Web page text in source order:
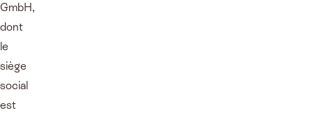
GmbH,
dont
le
siège
social
est